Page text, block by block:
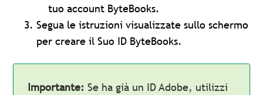
tuo account ByteBooks.
Segua le istruzioni visualizzate sullo schermo
per creare il Suo ID ByteBooks.
Importante: Se ha già un ID Adobe, utilizzi